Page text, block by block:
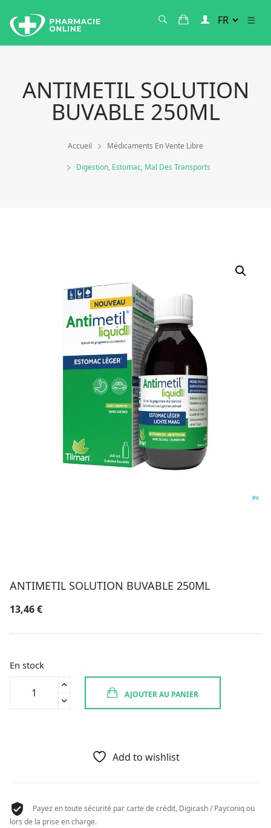
ANTIMETIL SOLUTION
BUVABLE 250ML
Accueil Médicaments En Vente Libre
Digestion, Estomac, Mal Des Transports
ANTIMETIL SOLUTION BUVABLE 250ML
13,46€
En stock
AJOUTER AU PANIER
Add to wishlist
Payez en toute sécurité par carte de crédit, Digicash / Payconiq ou
lors de la prise en charge.